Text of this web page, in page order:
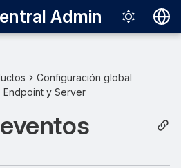
Admin
English
Configuración global
Endpoint y Server